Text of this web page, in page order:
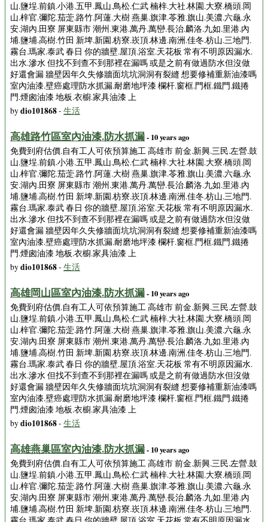
山.鹽埕.前鎮.小港.五甲.鳳山.鳥松.仁武 楠梓.大社.林園.大寮.橋頭.岡
山.梓官.彌陀.茄萣.路竹.阿蓮.大樹 燕巢.旗津.苓雅.旗山.美濃.六龜.永
安.湖內.田寮 屏東縣市 潮州.東港.萬丹.萬巒.長治.麟洛.九如.里港.內
埔.鹽埔.高樹.竹田 新埤.新園.枋寮.崁頂.林邊.南洲.佳冬.枋山.三地門.
霧台.瑪家.泰武 春日 你的牆壁.屋頂.浴室.天花板 常有不明原因漏水.
出水.滲水 但找不到查不到那裡在漏嗎 或是之前有做過防水但沒做
好還會漏 牆壁因年久失修牆面坑坑洞洞有裂縫 想要修補重新油漆嗎
室內油漆.壁癌處理防水抓漏.耐磨地坪漆 欄杆.窗框.門框.鐵門.鐵捲
門.煙囪油漆 地板.衣櫥.家具油漆 上
bydio101868- 生活
高雄路竹區室內油漆.防水抓漏- 10 years ago
免費到府估價.自有工人可依預算施工 高雄市 前金.新興.三民.左營.鼓
山.鹽埕.前鎮.小港.五甲.鳳山.鳥松.仁武 楠梓.大社.林園.大寮.橋頭.岡
山.梓官.彌陀.茄萣.路竹.阿蓮.大樹 燕巢.旗津.苓雅.旗山.美濃.六龜.永
安.湖內.田寮 屏東縣市 潮州.東港.萬丹.萬巒.長治.麟洛.九如.里港.內
埔.鹽埔.高樹.竹田 新埤.新園.枋寮.崁頂.林邊.南洲.佳冬.枋山.三地門.
霧台.瑪家.泰武 春日 你的牆壁.屋頂.浴室.天花板 常有不明原因漏水.
出水.滲水 但找不到查不到那裡在漏嗎 或是之前有做過防水但沒做
好還會漏 牆壁因年久失修牆面坑坑洞洞有裂縫 想要修補重新油漆嗎
室內油漆.壁癌處理防水抓漏.耐磨地坪漆 欄杆.窗框.門框.鐵門.鐵捲
門.煙囪油漆 地板.衣櫥.家具油漆 上
bydio101868- 生活
高雄岡山區室內油漆.防水抓漏- 10 years ago
免費到府估價.自有工人可依預算施工 高雄市 前金.新興.三民.左營.鼓
山.鹽埕.前鎮.小港.五甲.鳳山.鳥松.仁武 楠梓.大社.林園.大寮.橋頭.岡
山.梓官.彌陀.茄萣.路竹.阿蓮.大樹 燕巢.旗津.苓雅.旗山.美濃.六龜.永
安.湖內.田寮 屏東縣市 潮州.東港.萬丹.萬巒.長治.麟洛.九如.里港.內
埔.鹽埔.高樹.竹田 新埤.新園.枋寮.崁頂.林邊.南洲.佳冬.枋山.三地門.
霧台.瑪家.泰武 春日 你的牆壁.屋頂.浴室.天花板 常有不明原因漏水.
出水.滲水 但找不到查不到那裡在漏嗎 或是之前有做過防水但沒做
好還會漏 牆壁因年久失修牆面坑坑洞洞有裂縫 想要修補重新油漆嗎
室內油漆.壁癌處理防水抓漏.耐磨地坪漆 欄杆.窗框.門框.鐵門.鐵捲
門.煙囪油漆 地板.衣櫥.家具油漆 上
bydio101868- 生活
高雄燕巢區室內油漆.防水抓漏- 10 years ago
免費到府估價.自有工人可依預算施工 高雄市 前金.新興.三民.左營.鼓
山.鹽埕.前鎮.小港.五甲.鳳山.鳥松.仁武 楠梓.大社.林園.大寮.橋頭.岡
山.梓官.彌陀.茄萣.路竹.阿蓮.大樹 燕巢.旗津.苓雅.旗山.美濃.六龜.永
安.湖內.田寮 屏東縣市 潮州.東港.萬丹.萬巒.長治.麟洛.九如.里港.內
埔.鹽埔.高樹.竹田 新埤.新園.枋寮.崁頂.林邊.南洲.佳冬.枋山.三地門.